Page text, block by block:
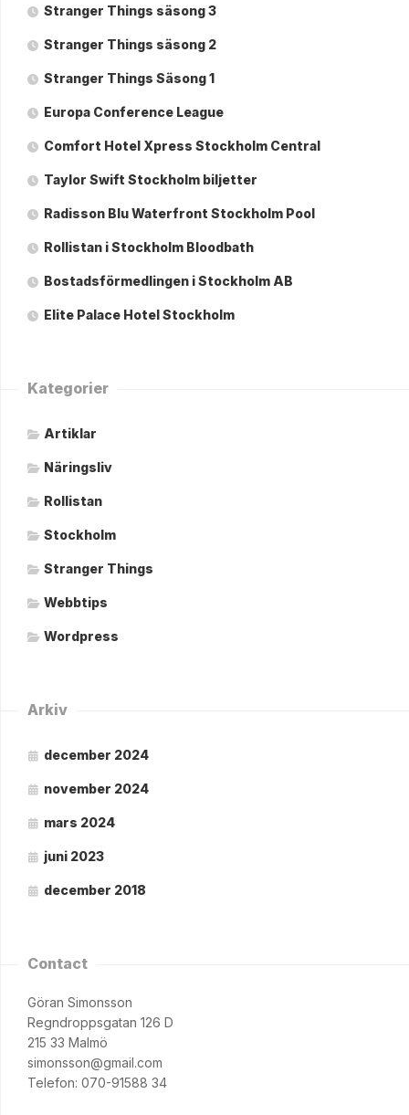
Stranger Things säsong 3
Stranger Things säsong 2
Stranger Things Säsong 1
Europa Conference League
Comfort Hotel Xpress Stockholm Central
Taylor Swift Stockholm biljetter
Radisson Blu Waterfront Stockholm Pool
Rollistan i Stockholm Bloodbath
Bostadsförmedlingen i Stockholm AB
Elite Palace Hotel Stockholm
Kategorier
Artiklar
Näringsliv
Rollistan
Stockholm
Stranger Things
Webbtips
Wordpress
Arkiv
december 2024
november 2024
mars 2024
juni 2023
december 2018
Contact
Göran Simonsson
Regndroppsgatan 126 D
215 33 Malmö
simonsson@gmail.com
Telefon: 070-91588 34